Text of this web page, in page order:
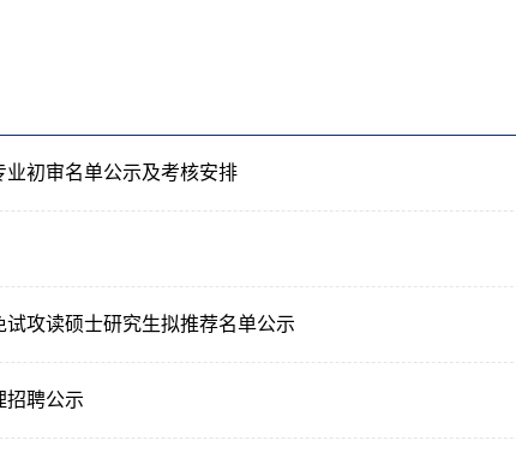
业初审名单公示及考核安排
攻读硕士研究生拟推荐名单公示
招聘公示